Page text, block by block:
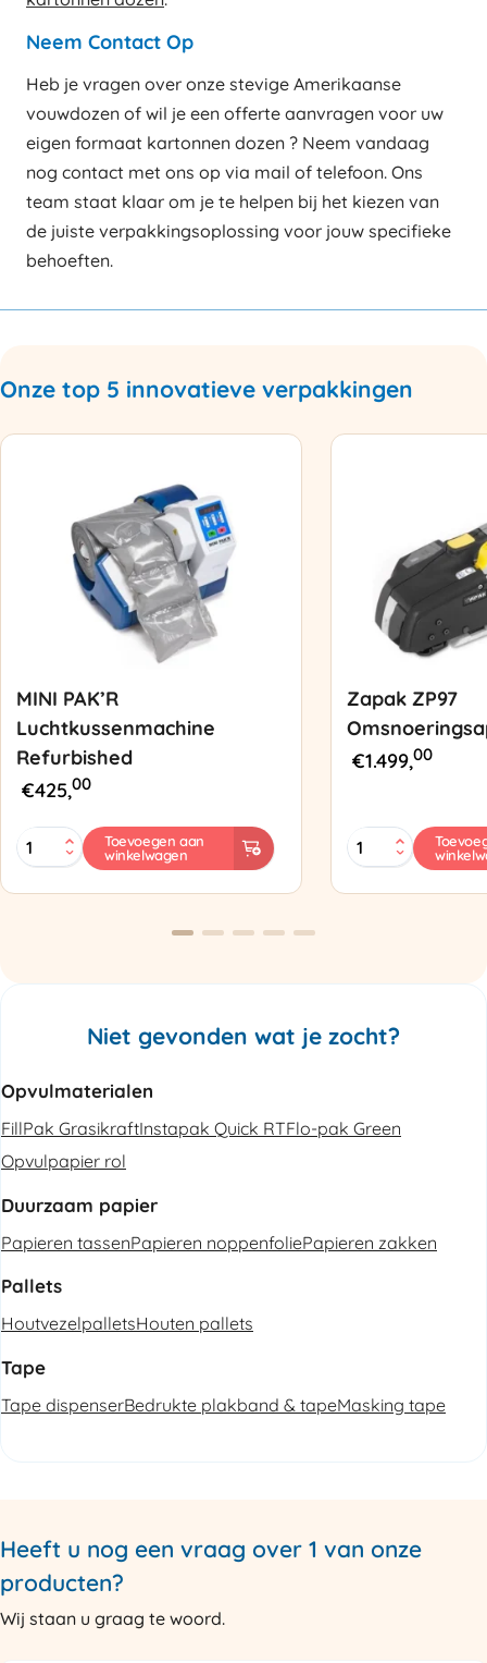
Neem Contact Op
Heb je vragen over onze stevige Amerikaanse
vouwdozen of wil je een offerte aanvragen voor uw
eigen formaat kartonnen dozen ? Neem vandaag
nog contact met ons op via mail of telefoon. Ons
team staat klaar om je te helpen bij het kiezen van
de juiste verpakkingsoplossing voor jouw specifieke
behoeften.
Onze top 5 innovatieve verpakkingen
MINI PAK’R
Luchtkussenmachine
Refurbished
€425,00
MINI
PAK'R
Refurbished
Toevoegen aan
winkelwagen
Zapak ZP97
€1.499,00
Zapak
ZP97
aantal
Niet gevonden wat je zocht?
Opvulmaterialen
FillPak GrasikraftInstapak Quick RTFlo-pak Green
Opvulpapier rol
Duurzaam papier
Papieren tassenPapieren noppenfoliePapieren zakken
Pallets
HoutvezelpalletsHouten pallets
Tape
Tape dispenserBedrukte plakband & tapeMasking tape
Heeft u nog een vraag over 1 van onze
producten?
Wij staan u graag te woord.